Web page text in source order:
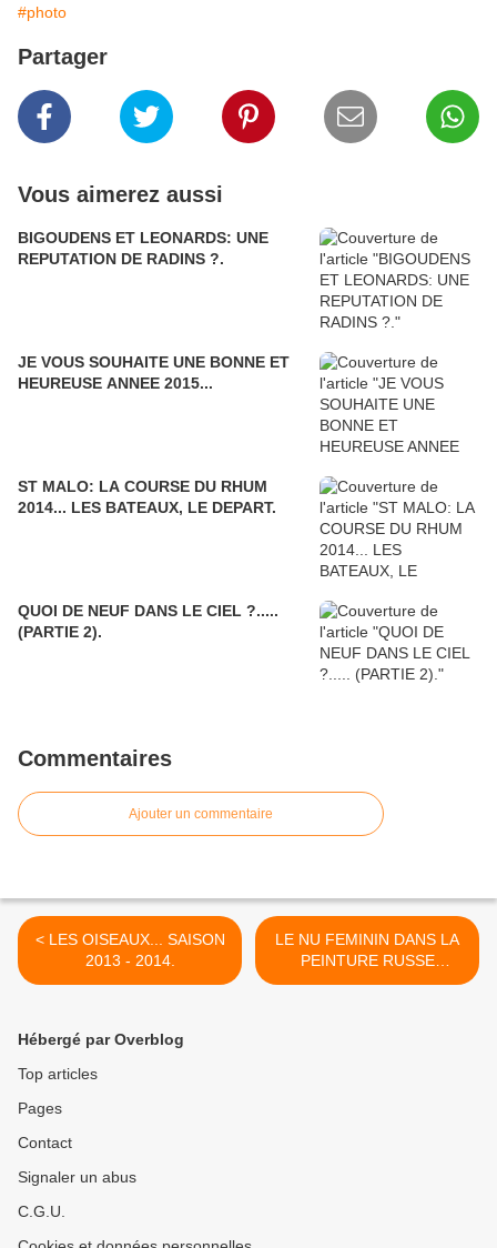
#photo
Partager
Vous aimerez aussi
BIGOUDENS ET LEONARDS: UNE
REPUTATION DE RADINS ?.
JE VOUS SOUHAITE UNE BONNE ET
HEUREUSE ANNEE 2015...
ST MALO: LA COURSE DU RHUM
2014... LES BATEAUX, LE DEPART.
QUOI DE NEUF DANS LE CIEL ?.....
(PARTIE 2).
Commentaires
Ajouter un commentaire
< LES OISEAUX... SAISON
2013 - 2014.
LE NU FEMININ DANS LA
PEINTURE RUSSE
CONTEMPORAINE. >
Hébergé par Overblog
Top articles
Pages
Contact
Signaler un abus
C.G.U.